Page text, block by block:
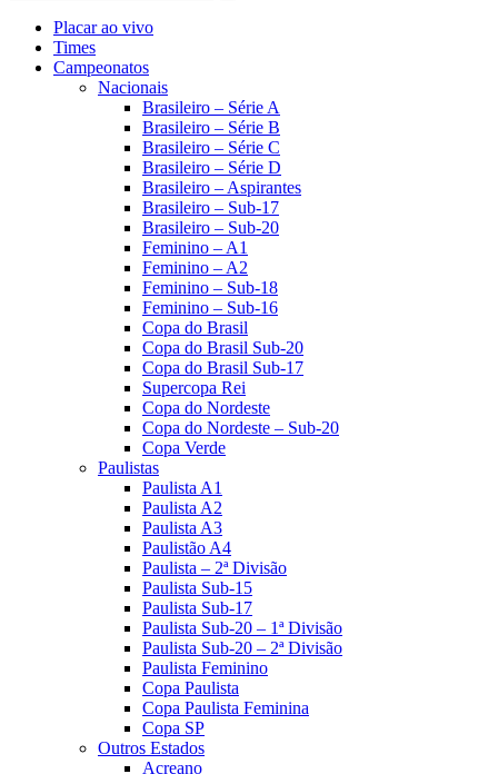
Placar ao vivo
Times
Campeonatos
Nacionais
Brasileiro – Série A
Brasileiro – Série B
Brasileiro – Série C
Brasileiro – Série D
Brasileiro – Aspirantes
Brasileiro – Sub-17
Brasileiro – Sub-20
Feminino – A1
Feminino – A2
Feminino – Sub-18
Feminino – Sub-16
Copa do Brasil
Copa do Brasil Sub-20
Copa do Brasil Sub-17
Supercopa Rei
Copa do Nordeste
Copa do Nordeste – Sub-20
Copa Verde
Paulistas
Paulista A1
Paulista A2
Paulista A3
Paulistão A4
Paulista – 2ª Divisão
Paulista Sub-15
Paulista Sub-17
Paulista Sub-20 – 1ª Divisão
Paulista Sub-20 – 2ª Divisão
Paulista Feminino
Copa Paulista
Copa Paulista Feminina
Copa SP
Outros Estados
Acreano